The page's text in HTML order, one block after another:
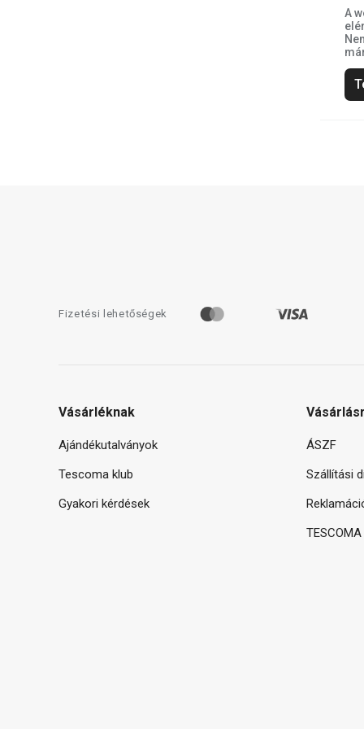
A
Fizetési lehetőségek
Vásárléknak
Ajándékutalványok
Tescoma klub
Gyakori kérdések
ÁSZF
Szállítási